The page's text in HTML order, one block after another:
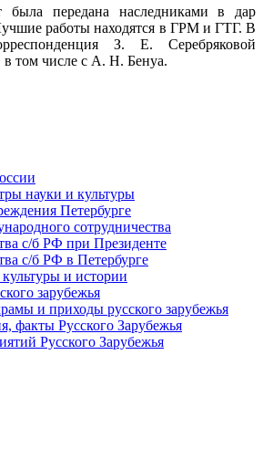
была передана наследниками в дар
работы находятся в ГРМ и ГТГ. В
З. Е. Серебряковой
в том числе с А. Н. Бенуа.
науки и культуры
Петербурге
сотрудничества
с/б РФ при Президенте
с/б РФ в Петербурге
и истории
зарубежья
и приходы русского зарубежья
факты Русского Зарубежья
Русского Зарубежья